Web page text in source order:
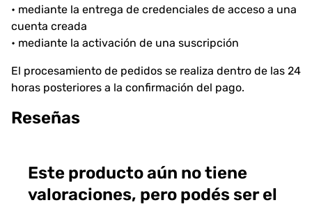
• mediante la entrega de credenciales de acceso a una
cuenta creada
• mediante la activación de una suscripción
El procesamiento de pedidos se realiza dentro de las 24
horas posteriores a la confirmación del pago.
Reseñas
Este producto aún no tiene
valoraciones, pero podés ser el